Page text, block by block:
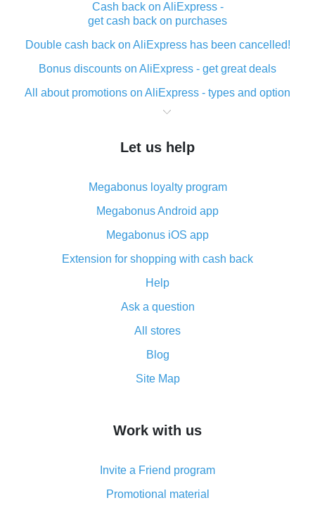
Cash back on AliExpress -
get cash back on purchases
Double cash back on AliExpress has been cancelled!
Bonus discounts on AliExpress - get great deals
All about promotions on AliExpress - types and option
What is cash back when making purchases on
The best place to download cash back for AliExpress
What is the AliExpress cash back plugin and what are
its advantages
Cash back from the AliExpress mobile app -
advantages of the plugin
Double cash back on AliExpress has been cancelled!
How to use cash back on AliExpress - short manual
All about how cash back works on AliExpress
and what it does
How to get the most cash back on AliExpress -
simple methods
8% cash back on AliExpress - saving real money is a
real thing
Let us help
Megabonus loyalty program
Megabonus Android app
Megabonus iOS app
Extension for shopping with cash back
Help
Ask a question
All stores
Blog
Site Map
Work with us
Invite a Friend program
Promotional material